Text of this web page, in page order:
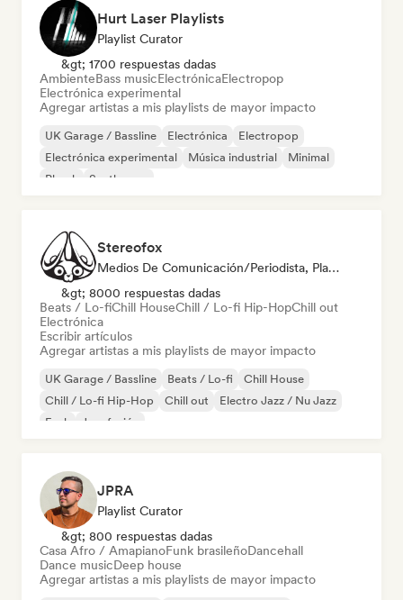
Hurt Laser Playlists
Playlist Curator
&gt; 1700 respuestas dadas
AmbienteBass musicElectrónicaElectropop
Electrónica experimental
Agregar artistas a mis playlists de mayor impacto
UK Garage / Bassline Electrónica
Electropop
Electrónica experimental
Música industrial
Minimal
Phonk
Synthwave
Stereofox
Medios De Comunicación/Periodista, Playlist Curator
&gt; 8000 respuestas dadas
Beats / Lo-fiChill HouseChill / Lo-fi Hip-HopChill out
Electrónica
Escribir artículos
Agregar artistas a mis playlists de mayor impacto
UK Garage / Bassline Beats / Lo-fi
Chill House
Chill / Lo-fi Hip-Hop
Chill out
Electro Jazz / Nu Jazz
Funk
Jazz fusión
JPRA
Playlist Curator
&gt; 800 respuestas dadas
Casa Afro / AmapianoFunk brasileñoDancehall
Dance musicDeep house
Agregar artistas a mis playlists de mayor impacto